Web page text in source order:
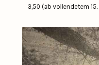
3,50 (ab vollendetem